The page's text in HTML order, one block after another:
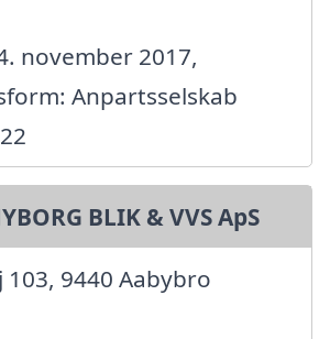
november 2017,
Anpartsselskab
BLIK & VVS ApS
9440 Aabybro